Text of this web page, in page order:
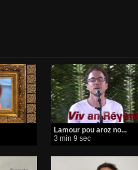
Lamour pou aroz no...
3 min 9 sec